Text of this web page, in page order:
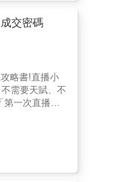
張只要掌握
作者布蘭登．
如何轉化為品
素人」變成
本的「爆紅
小編或主管。
交密碼
略書!直播小
需要天賦、不
一次直播全
爆品策略。❺
一致化的深
業有人味，傳